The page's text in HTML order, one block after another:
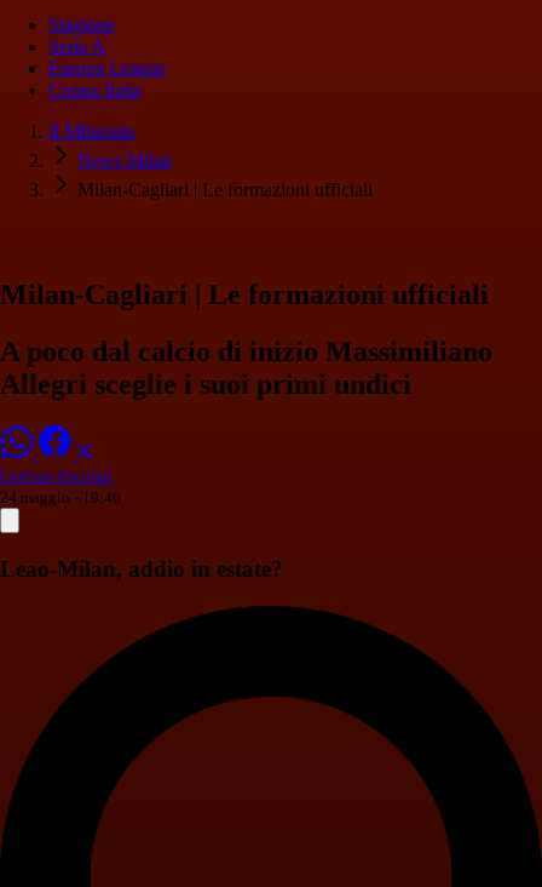
Stagione
Serie A
Europa League
Coppa Italia
Il Milanista
News Milan
Milan-Cagliari | Le formazioni ufficiali
Milan-Cagliari | Le formazioni ufficiali
A poco dal calcio di inizio Massimiliano
Allegri sceglie i suoi primi undici
Lorenzo Focolari
24 maggio - 19:46
Leao-Milan, addio in estate?